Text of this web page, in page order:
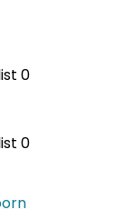
0
0